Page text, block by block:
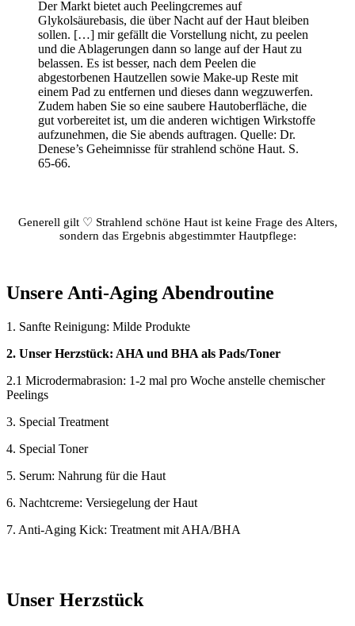
Der Markt bietet auch Peelingcremes auf
Glykolsäurebasis, die über Nacht auf der Haut bleiben
sollen. […] mir gefällt die Vorstellung nicht, zu peelen
und die Ablagerungen dann so lange auf der Haut zu
belassen. Es ist besser, nach dem Peelen die
abgestorbenen Hautzellen sowie Make-up Reste mit
einem Pad zu entfernen und dieses dann wegzuwerfen.
Zudem haben Sie so eine saubere Hautoberfläche, die
gut vorbereitet ist, um die anderen wichtigen Wirkstoffe
aufzunehmen, die Sie abends auftragen. Quelle: Dr.
Denese’s Geheimnisse für strahlend schöne Haut. S.
65-66.
Generell gilt ♡ Strahlend schöne Haut ist keine Frage des Alters,
sondern das Ergebnis abgestimmter Hautpflege:
Unsere Anti-Aging Abendroutine
1. Sanfte Reinigung: Milde Produkte
2. Unser Herzstück: AHA und BHA als Pads/Toner
2.1 Microdermabrasion: 1-2 mal pro Woche anstelle chemischer
Peelings
3. Special Treatment
4. Special Toner
5. Serum: Nahrung für die Haut
6. Nachtcreme: Versiegelung der Haut
7. Anti-Aging Kick: Treatment mit AHA/BHA
Unser Herzstück